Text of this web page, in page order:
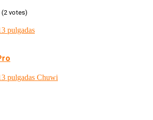
(2 votes)